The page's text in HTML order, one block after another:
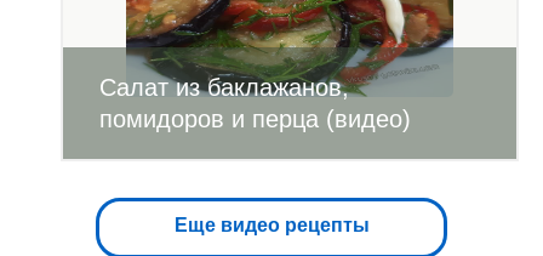
Салат из баклажанов,
помидоров и перца (видео)
Еще видео рецепты